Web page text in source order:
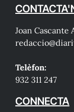
Joan Cascante
Telèfon:
932 311 247
CONNECTA